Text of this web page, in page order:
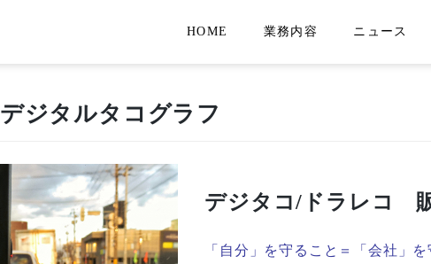
HOME 業務内容 ニュース
デジタルタコグラフ
デジタコ/ドラレコ
「自分」を守ること＝「会社」を